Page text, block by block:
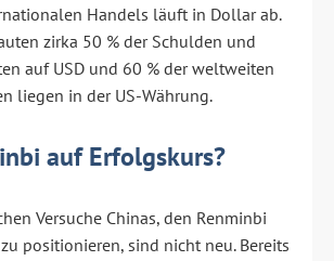
Handels läuft in Dollar ab.
zirka 50 % der Schulden und
auf USD und 60 % der weltweiten
liegen in der US-Währung.
auf Erfolgskurs?
Versuche Chinas, den Renminbi
positionieren, sind nicht neu. Bereits